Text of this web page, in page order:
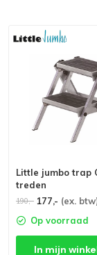
Little jumbo trap
treden
190,- 177,- (ex.
Op voorraad
In mijn